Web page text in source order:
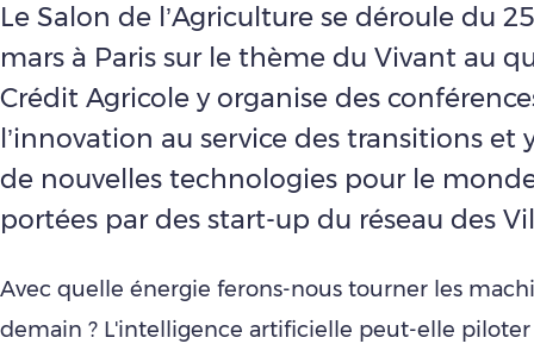
Le Salon de l’Agriculture se déroule du
mars à Paris sur le thème du Vivant au
Crédit Agricole y organise des
l’innovation au service des transitions et
de nouvelles technologies pour le
portées par des start-up du réseau des
Avec quelle énergie ferons-nous tourner les
demain ? L'intelligence artificielle peut-elle piloter